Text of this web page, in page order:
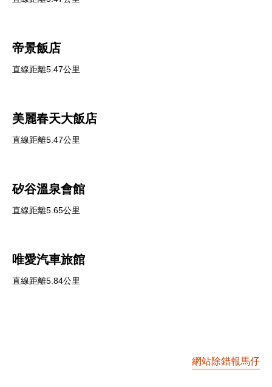
帝景飯店
直線距離5.47公里
美麗春天大飯店
直線距離5.47公里
矽谷溫泉會館
直線距離5.65公里
唯愛汽車旅館
直線距離5.84公里
網站除錯報馬仔